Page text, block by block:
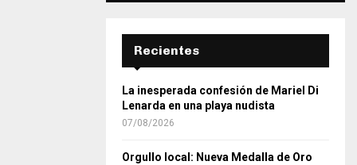
Recientes
La inesperada confesión de Mariel Di
Lenarda en una playa nudista
07/08/2026
Orgullo local: Nueva Medalla de Oro